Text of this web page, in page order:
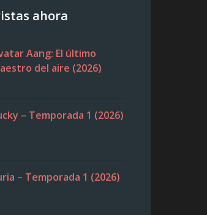
ahora
Aang: El último
del aire (2026)
– Temporada 1 (2026)
– Temporada 1 (2026)